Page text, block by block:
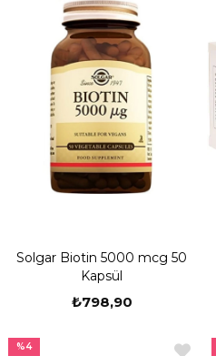
Solgar Biotin 5000 mcg 50
Kapsül
₺798,90
%4